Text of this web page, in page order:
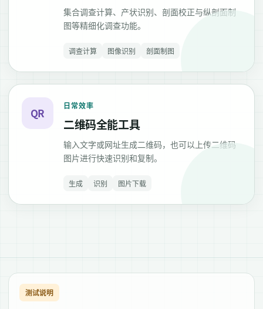
集合调查计算、产状识别、剖面校正与纵剖面制
图等精细化调查功能。
调查计算 图像识别 剖面制图
QR
日常效率
二维码全能工具
输入文字或网址生成二维码，也可以上传二维码
图片进行快速识别和复制。
生成 识别 图片下载
测试说明